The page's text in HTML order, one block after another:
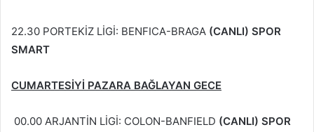
22.30 PORTEKİZ LİGİ: BENFICA-BRAGA (CANLI) SPOR
SMART
CUMARTESİYİ PAZARA BAĞLAYAN GECE
00.00 ARJANTİN LİGİ: COLON-BANFIELD (CANLI) SPOR